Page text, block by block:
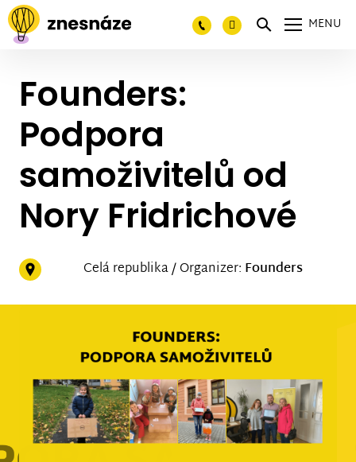
MENU
Founders:
Podpora
samoživitelů od
Nory Fridrichové
Celá republika / Organizer: Founders